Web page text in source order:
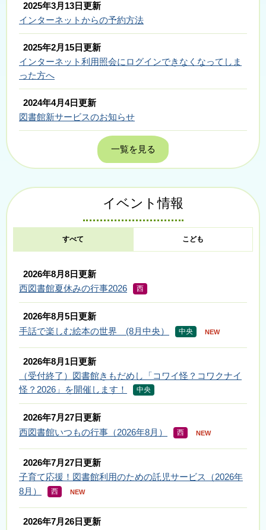
2025年3月13日更新
インターネットからの予約方法
2025年2月15日更新
インターネット利用照会にログインできなくなってしま
った方へ
2024年4月4日更新
図書館新サービスのお知らせ
一覧を見る
イベント情報
すべて
2026年8月8日更新
西図書館夏休みの行事2026
西
2026年8月5日更新
手話で楽しむ絵本の世界 (8月中央）
中央 NEW
2026年8月1日更新
（受付終了）図書館きもだめし「コワイ怪？コワクナイ
怪？2026」を開催します！
中央
2026年7月27日更新
西図書館いつもの行事（2026年8月）
西 NEW
2026年7月27日更新
子育て応援！図書館利用のための託児サービス（2026年
8月）
西 NEW
2026年7月26日更新
こども